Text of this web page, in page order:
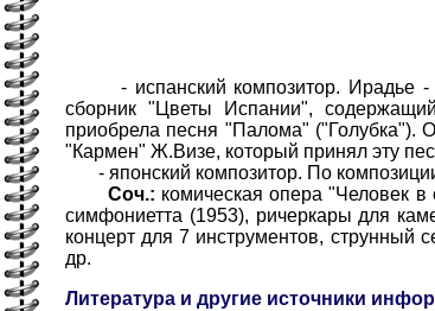
- испанский композитор. Ирадье -
сборник "Цветы Испании",
приобрела песня "Палома" ("Голубка").
"Кармен" Ж.Визе, который принял эту
- японский композитор. По
Соч.: комическая опера "Человек
симфониетта (1953), ричеркары для
концерт для 7 инструментов, струнный
др.
Литература и другие источники